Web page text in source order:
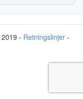
- Retningslinjer-